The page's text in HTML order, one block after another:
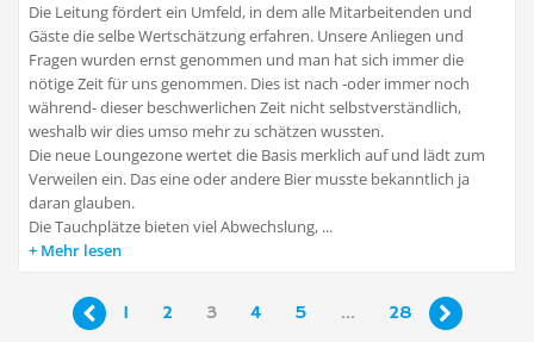
Die Leitung fördert ein Umfeld, in dem alle Mitarbeitenden und
Gäste die selbe Wertschätzung erfahren. Unsere Anliegen und
Fragen wurden ernst genommen und man hat sich immer die
nötige Zeit für uns genommen. Dies ist nach -oder immer noch
während- dieser beschwerlichen Zeit nicht selbstverständlich,
weshalb wir dies umso mehr zu schätzen wussten.
Die neue Loungezone wertet die Basis merklich auf und lädt zum
Verweilen ein. Das eine oder andere Bier musste bekanntlich ja
daran glauben.
Die Tauchplätze bieten viel Abwechslung, ...
Mehr lesen
 1 2 3 4 5 ... 28 